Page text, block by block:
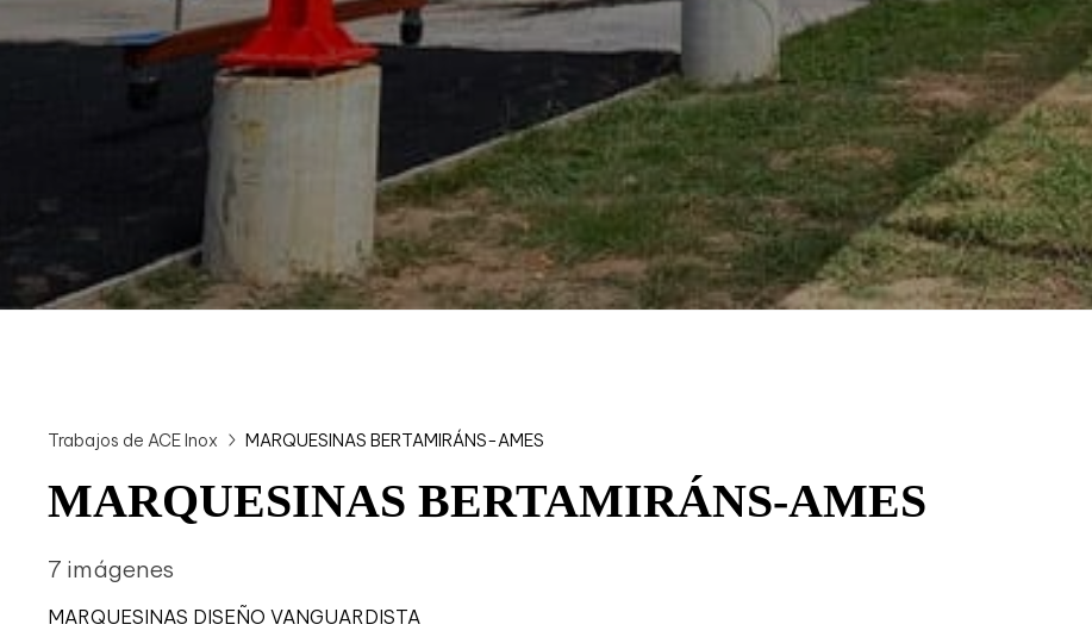
Trabajos de ACE Inox MARQUESINAS BERTAMIRÁNS-AMES
MARQUESINAS BERTAMIRÁNS-AMES
7 imágenes
MARQUESINAS DISEÑO VANGUARDISTA